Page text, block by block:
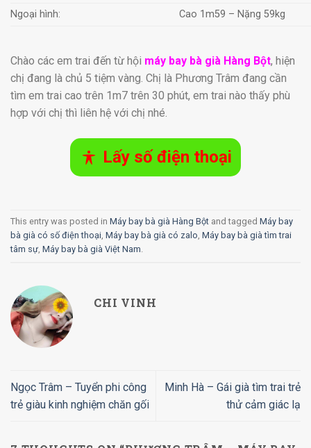
Ngoại hình:
Cao 1m59 – Nặng 59kg
Chào các em trai đến từ hội máy bay bà già Hàng Bột, hiện
chị đang là chủ 5 tiệm vàng. Chị là Phương Trâm đang cần
tìm em trai cao trên 1m7 trên 30 phút, em trai nào thấy phù
hợp với chị thì liên hệ với chị nhé.
Lấy số điện thoại
This entry was posted in Máy bay bà già Hàng Bột and tagged Máy bay
bà già có số điện thoại, Máy bay bà già có zalo, Máy bay bà già tìm trai
tâm sự, Máy bay bà già Việt Nam.
CHI VINH
Ngọc Trâm – Tuyển phi công
trẻ giàu kinh nghiệm chăn gối
Minh Hà – Gái già tìm trai trẻ
thử cảm giác lạ